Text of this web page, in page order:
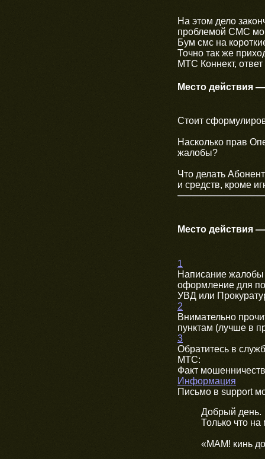
На этом дело
проблемой СМС
Бум смс на
Точно так же
МТС Коннект,
Место действия
Стоит
Насколько прав
жалобы?
Что делать
и средств, кроме
Место действия
1
Написание жалобы
оформление для
УВД или
2
Внимательно
пунктам (лучше в
3
Обратитесь в
МТС:
Факт
Информация
Письмо в support
Добрый день.
Только что
«МАМ! кинь